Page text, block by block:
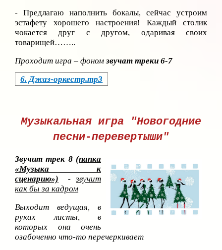
- Предлагаю наполнить бокалы, сейчас устроим
эстафету хорошего настроения! Каждый столик
чокается друг с другом, одаривая своих
товарищей……..
Проходит игра – фономзвучат треки 6-7
6. Джаз-оркестр.mp3
Музыкальная игра "Новогодние
песни-перевертыши"
Звучит трек 8 (папка
«Музыка к
сценарию») -звучит
как бы за кадром
Выходит ведущая, в
руках листы, в
которых она очень
озабоченно что-то перечеркивает